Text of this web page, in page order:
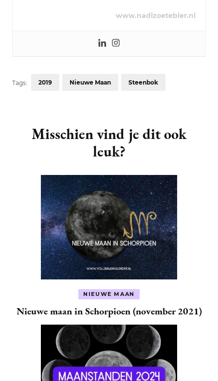
www.nadizoetebier.nl
Tags: 2019 Nieuwe Maan Steenbok
Navigation
Misschien vind je dit ook
leuk?
NIEUWE MAAN
Nieuwe maan in Schorpioen (november 2021)